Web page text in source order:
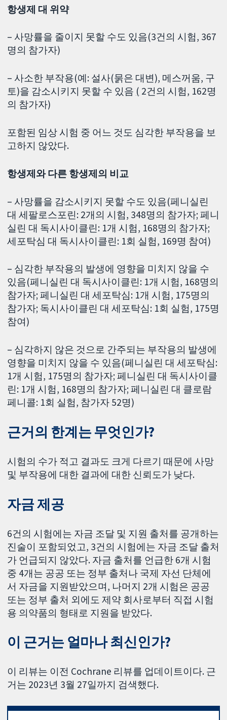
항생제 대 위약
– 사망률을 줄이지 못할 수도 있음(3건의 시험, 367
명의 참가자)
– 사소한 부작용(예: 설사(묽은 대변), 메스꺼움, 구
토)을 감소시키지 못할 수 있음 ( 2건의 시험, 162명
의 참가자)
포함된 임상 시험 중 어느 것도 심각한 부작용을 보
고하지 않았다.
항생제와 다른 항생제의 비교
– 사망률을 감소시키지 못할 수도 있음(페니실린
대 세팔로스포린: 2개의 시험, 348명의 참가자; 페니
실린 대 독시사이클린: 1개 시험, 168명의 참가자;
세포탁심 대 독시사이클린: 1회 실험, 169명 참여)
– 심각한 부작용의 발생에 영향을 미치지 않을 수
있음(페니실린 대 독시사이클린: 1개 시험, 168명의
참가자; 페니실린 대 세포탁심: 1개 시험, 175명의
참가자; 독시사이클린 대 세포탁심: 1회 실험, 175명
참여)
– 심각하지 않은 것으로 간주되는 부작용의 발생에
영향을 미치지 않을 수 있음(페니실린 대 세포탁심:
1개 시험, 175명의 참가자; 페니실린 대 독시사이클
린: 1개 시험, 168명의 참가자; 페니실린 대 클로람
페니콜: 1회 실험, 참가자 52명)
근거의 한계는 무엇인가?
시험의 수가 적고 결과도 크게 다르기 때문에 사망
및 부작용에 대한 결과에 대한 신뢰도가 낮다.
자금 제공
6건의 시험에는 자금 조달 및 지원 출처를 공개하는
진술이 포함되었고, 3건의 시험에는 자금 조달 출처
가 언급되지 않았다. 자금 출처를 언급한 6개 시험
중 4개는 공공 또는 정부 출처나 국제 자선 단체에
서 자금을 지원받았으며, 나머지 2개 시험은 공공
또는 정부 출처 외에도 제약 회사로부터 직접 시험
용 의약품의 형태로 지원을 받았다.
이 근거는 얼마나 최신인가?
이 리뷰는 이전 Cochrane 리뷰를 업데이트이다. 근
거는 2023년 3월 27일까지 검색했다.